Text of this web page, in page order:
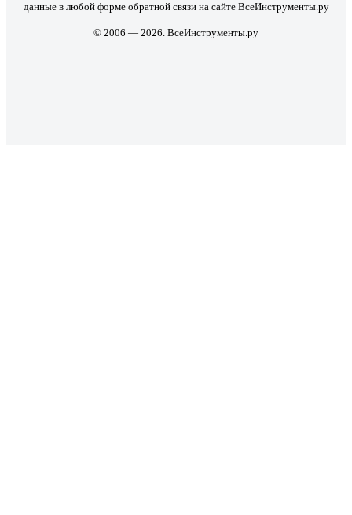
данные в любой форме обратной связи на сайте ВсеИнструменты.ру
© 2006 — 2026. ВсеИнструменты.ру